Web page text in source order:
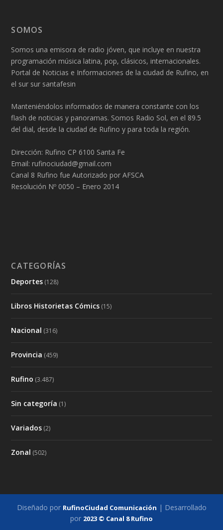
SOMOS
Somos una emisora de radio jóven, que incluye en nuestra
programación música latina, pop, clásicos, internacionales.
Portal de Noticias e Informaciones de la ciudad de Rufino, en
el sur sur santafesin
Manteniéndolos informados de manera constante con los
flash de noticias y panoramas. Somos Radio Sol, en el 89.5
del dial, desde la ciudad de Rufino y para toda la región.
Dirección: Rufino CP 6100 Santa Fe
Email: rufinociudad@gmail.com
Canal 8 Rufino fue Autorizado por AFSCA
Resolución Nº 0050 – Enero 2014
CATEGORÍAS
Deportes (128)
Libros Historietas Cómics (15)
Nacional (316)
Provincia (459)
Rufino (3.487)
Sin categoría (1)
Variados (2)
Zonal (502)
Diseñado por RufinoCiudad Comunicación | Desarrollado
por 2023 © Canal 8 Rufino